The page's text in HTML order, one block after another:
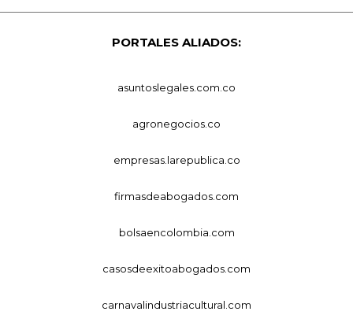
PORTALES ALIADOS:
asuntoslegales.com.co
agronegocios.co
empresas.larepublica.co
firmasdeabogados.com
bolsaencolombia.com
casosdeexitoabogados.com
carnavalindustriacultural.com